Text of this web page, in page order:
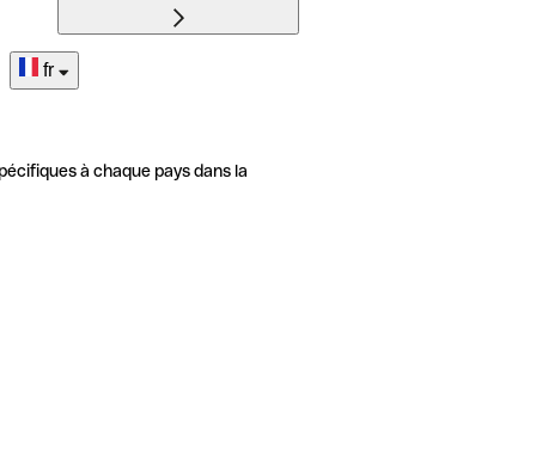
fr
à chaque pays dans la